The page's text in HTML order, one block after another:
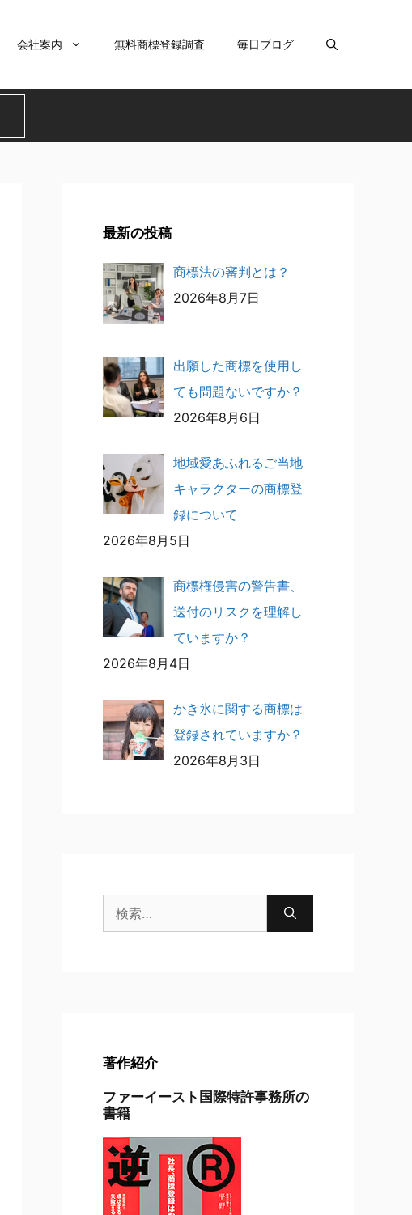
会社案内 無料商標登録調査 毎日ブログ
最新の投稿
商標法の審判とは？
2026年8月7日
出願した商標を使用し
ても問題ないですか？
2026年8月6日
地域愛あふれるご当地
キャラクターの商標登
録について
2026年8月5日
商標権侵害の警告書、
送付のリスクを理解し
ていますか？
2026年8月4日
かき氷に関する商標は
登録されていますか？
2026年8月3日
索:
著作紹介
ファーイースト国際特許事務所の
書籍